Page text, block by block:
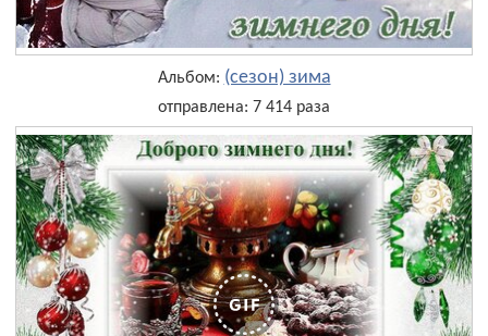
Альбом: (сезон) зима
отправлена: 7 414 раза